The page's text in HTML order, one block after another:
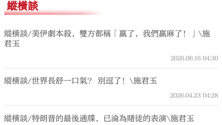
縱橫談
縱橫談/美伊劇本殺，雙方都稱「贏了，我們贏麻了！」\施
君玉
2026.06.16 04:30
縱橫談/世界長舒一口氣？ 別逗了！\施君玉
2026.04.23 04:28
縱橫談/特朗普的最後通牒，已淪為賭徒的表演\施君玉